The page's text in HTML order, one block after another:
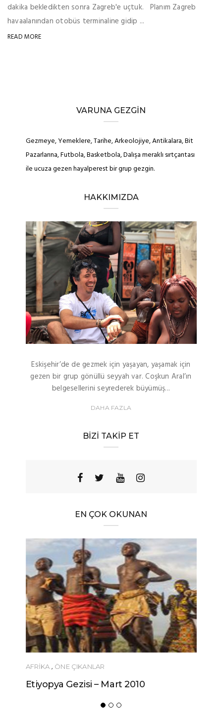
dakika bekledikten sonra Zagreb'e uçtuk. Planım Zagreb
havaalanından otobüs terminaline gidip ...
READ MORE
VARUNA GEZGIN
Gezmeye, Yemeklere, Tarihe, Arkeolojiye, Antikalara, Bit
Pazarlarına, Futbola, Basketbola, Dalışa meraklı sırtçantası
ile ucuza gezen hayalperest bir grup gezgin.
HAKKIMIZDA
Eskişehir’de de gezmek için yaşayan, yaşamak için
gezen bir grup gönüllü seyyah var. Coşkun Aral’ın
belgesellerini seyrederek büyümüş...
DAHA FAZLA
BIZI TAKIP ET
EN ÇOK OKUNAN
AFRIKA , ÖNE ÇIKANLAR
Etiyopya Gezisi – Mart 2010